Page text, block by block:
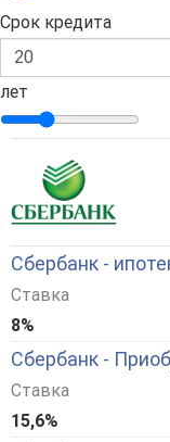
Срок кредита
лет
Сбербанк -
Ставка
8%
Сбербанк -
Ставка
15,6%